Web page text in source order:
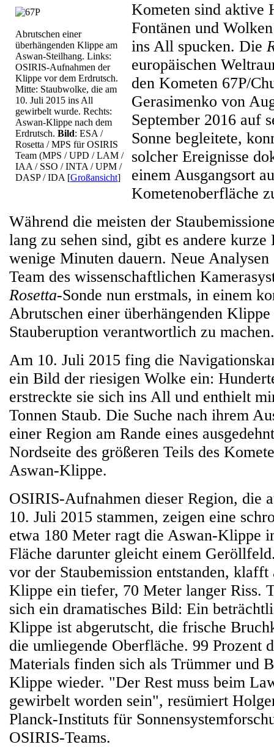
Abrutschen einer
überhängenden Klippe am
Aswan-Steilhang. Links:
OSIRIS-Aufnahmen der
Klippe vor dem Erdrutsch.
Mitte: Staubwolke, die am
10. Juli 2015 ins All
gewirbelt wurde. Rechts:
Aswan-Klippe nach dem
Erdrutsch. Bild: ESA /
Rosetta / MPS für OSIRIS
Team (MPS / UPD / LAM /
IAA / SSO / INTA / UPM /
DASP / IDA [Großansicht]
Kometen sind aktive
Fontänen und
ins All spucken. Die
europäischen
den Kometen 67P/
Gerasimenko von
September 2016 auf
Sonne begleitete,
solcher Ereignisse
einem Ausgangsort
Kometenoberfläche
Während die meisten der
lang zu sehen sind, gibt es andere
wenige Minuten dauern. Neue Analysen
Team des wissenschaftlichen
Rosetta-Sonde nun erstmals, in einem
Abrutschen einer überhängenden
Stauberuption verantwortlich zu machen.
Am 10. Juli 2015 fing die
ein Bild der riesigen Wolke ein:
erstreckte sie sich ins All und enthielt
Tonnen Staub. Die Suche nach ihrem
einer Region am Rande eines
Nordseite des größeren Teils des
Aswan-Klippe.
OSIRIS-Aufnahmen dieser Region, die
10. Juli 2015 stammen, zeigen eine
etwa 180 Meter ragt die Aswan-Klippe
Fläche darunter gleicht einem
vor der Staubemission entstanden, klafft
Klippe ein tiefer, 70 Meter langer Riss.
sich ein dramatisches Bild: Ein
Klippe ist abgerutscht, die frische
die umliegende Oberfläche. 99 Prozent
Materials finden sich als Trümmer und
Klippe wieder. "Der Rest muss beim
gewirbelt worden sein", resümiert
Planck-Instituts für
OSIRIS-Teams.